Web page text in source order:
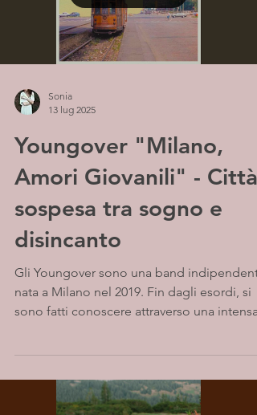
Sonia
13 lug 2025
Youngover "Milano,
Amori Giovanili" - Città
sospesa tra sogno e
disincanto
Gli Youngover sono una band indipendente
nata a Milano nel 2019. Fin dagli esordi, si
sono fatti conoscere attraverso una